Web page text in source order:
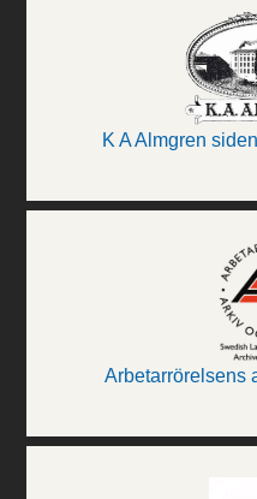
K A Almgren
Arbetarrörelsens